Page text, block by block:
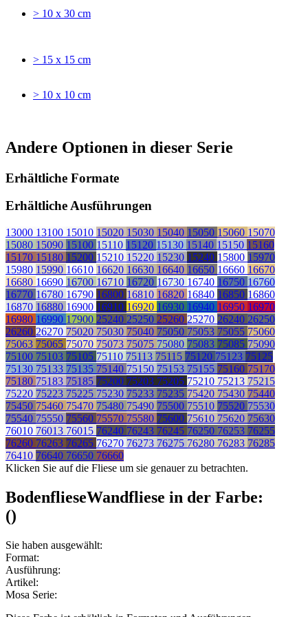
> 10 x 30 cm
> 15 x 15 cm
> 10 x 10 cm
Andere Optionen in dieser Serie
Erhältliche Formate
Erhältliche Ausführungen
13000 13100 15010 15020 15030 15040 15050 15060 15070
15080 15090 15100 15110 15120 15130 15140 15150 15160
15170 15180 15200 15210 15220 15230 15240 15800 15970
15980 15990 16610 16620 16630 16640 16650 16660 16670
16680 16690 16700 16710 16720 16730 16740 16750 16760
16770 16780 16790 16800 16810 16820 16840 16850 16860
16870 16880 16900 16910 16920 16930 16940 16950 16970
16980 16990 17900 25240 25250 25260 25270 26240 26250
26260 26270 75020 75030 75040 75050 75053 75055 75060
75063 75065 75070 75073 75075 75080 75083 75085 75090
75100 75103 75105 75110 75113 75115 75120 75123 75125
75130 75133 75135 75140 75150 75153 75155 75160 75170
75180 75183 75185 75200 75203 75205 75210 75213 75215
75220 75223 75225 75230 75233 75235 75420 75430 75440
75450 75460 75470 75480 75490 75500 75510 75520 75530
75540 75550 75560 75570 75580 75600 75610 75620 75630
76010 76013 76015 76240 76243 76245 76250 76253 76255
76260 76263 76265 76270 76273 76275 76280 76283 76285
76410 76640 76650 76660
Klicken Sie auf die Fliese um sie genauer zu betrachten.
BodenflieseWandfliese in der Farbe:
()
Sie haben ausgewählt:
Format:
Ausführung:
Artikel:
Mosa Serie: